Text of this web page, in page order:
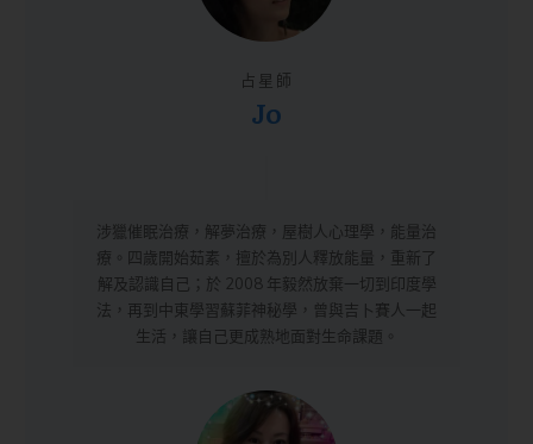
占星師
Jo
涉獵催眠治療，解夢治療，屋樹人心理學，能量治
療。四歲開始茹素，擅於為別人釋放能量，重新了
解及認識自己；於 2008 年毅然放棄一切到印度學
法，再到中東學習蘇菲神秘學，曾與吉卜賽人一起
生活，讓自己更成熟地面對生命課題。